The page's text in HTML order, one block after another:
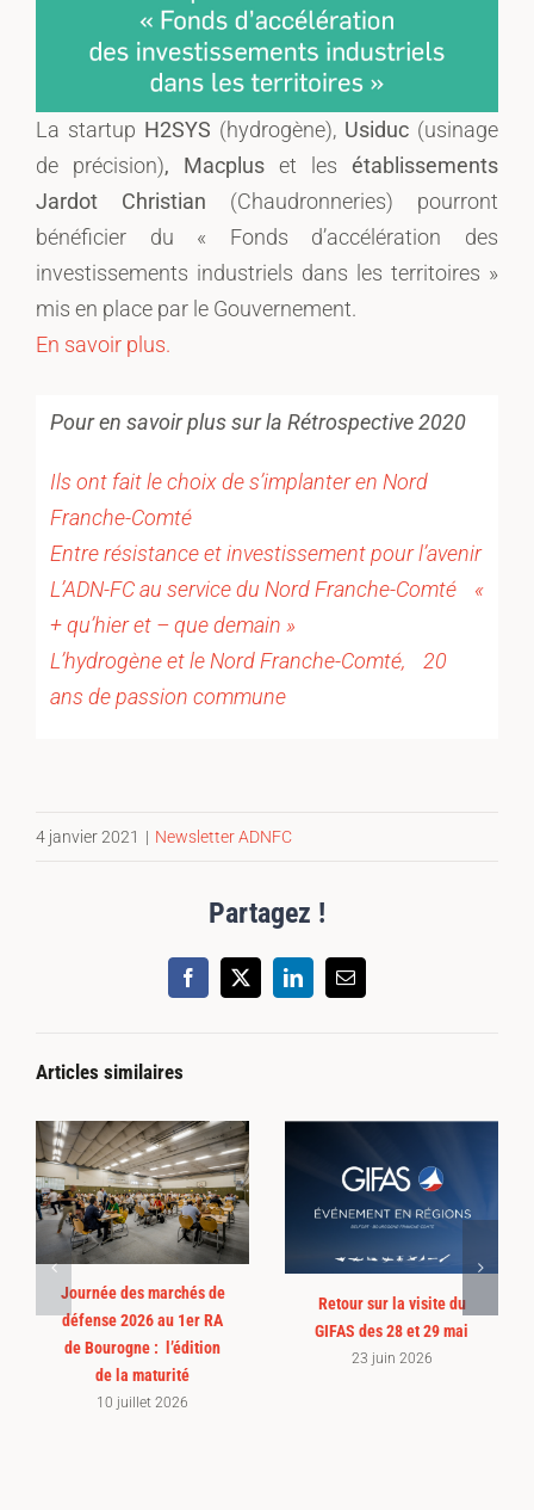
La startup H2SYS (hydrogène), Usiduc (usinage
de précision), Macplus et les établissements
Jardot Christian (Chaudronneries) pourront
bénéficier du « Fonds d’accélération des
investissements industriels dans les territoires »
mis en place par le Gouvernement.
En savoir plus.
Pour en savoir plus sur la Rétrospective 2020
Ils ont fait le choix de s’implanter en Nord
Franche-Comté
Entre résistance et investissement pour l’avenir
L’ADN-FC au service du Nord Franche-Comté «
+ qu’hier et – que demain »
L’hydrogène et le Nord Franche-Comté, 20
ans de passion commune
4 janvier 2021 | Newsletter ADNFC
Partagez !
Facebook
X LinkedInEmail
Articles similaires
Journée des marchés de
défense 2026 au 1er RA
de Bourogne : l’édition
de la maturité
10 juillet 2026
Retour sur la visite du
GIFAS des 28 et 29 mai
23 juin 2026